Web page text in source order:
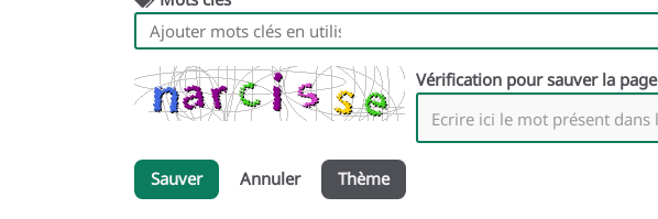
Vérification pour sauver la page
Sauver Annuler Thème